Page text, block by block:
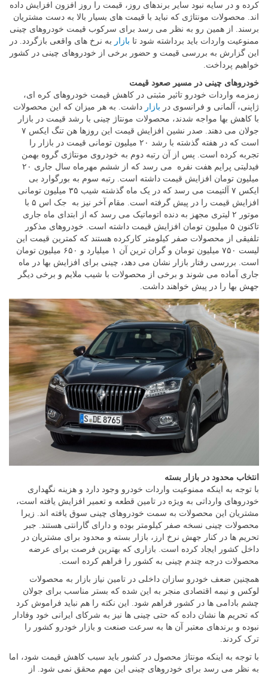
کرده و در سایه نبود سایر برندهای روز، قیمت را روز افزون افزایش داده
اند. محصولات مونتاژی که نباید با قیمت های بسیار بالا به دست مشتریان
برسند. از همین رو به نظر می رسد برای سرکوب قیمت خودروهای چینی
ممنوعیت واردات باید برداشته شود تا بازار به نرخ های واقعی بازگردد. در
این گزارش به بررسی قیمت و حضور برخی از خودروهای چینی در کشور
خواهیم پرداخت.
خودروهای چینی در مسیر صعود قیمت
زمزمه واردات خودرو تاثیر مثبتی در کاهش قیمت خودروهای کره‌ ای،
ژاپنی، آلمانی و فرانسوی در بازار داشت. به هر میزان که این محصولات
با کاهش بها مواجه شدند، محصولات مونتاژ چینی با رشد قیمت در بازار
جولان می دهند. صدر نشین افزایش قیمت این روزها هن تنگ ایکس ۷
است که در هفته گذشته با رشد ۲۰ میلیون تومانی قیمت در بازار را
تجربه کرده است. پس از آن رتبه دوم به خودروی مونتاژی گروه بهمن
فیدلیتی پرایم هفت نفره می رسد که از ششم مهرماه سال جاری ۲۰
میلیون تومان افزایش قیمت داشته است. رتبه سوم به بورگوارد بی
ایکس ۷ آلتیمت می رسد که در یک ماه گذشته شیب ۳۵ میلیون تومانی
افزایش قیمت را در پیش گرفته است. مقام آخر نیز به جک اس ۵ با
موتور ۲ لیتری مجهز به دنده اتوماتیک می رسد که از ابتدای ماه جاری
تاکنون ۵ میلیون تومان افزایش قیمت داشته است. خودروهای مذکور
تلفیقی از محصولات صفر کیلومتر کارکرده هستند که کمترین قیمت این
لیست ۷۵۰ میلیون تومان و گران ترین آن ۱ میلیارد و ۶۵۰ میلیون تومان
است. بررسی رفتار بازار نشان می دهد، چینی برای افزایش بها در ماه
جاری آماده می شوند و برخی از محصولات با شیب ملایم و برخی دیگر
جهش بها را در پیش خواهند داشت.
انتخاب محدود در بازار بسته
با توجه به اینکه ممنوعیت واردات خودرو وجود دارد و هزینه نگهداری
خودروهای وارداتی به ویژه در تامین قطعه و تعمیر افزایش یافته است،
مشتریان این محصولات به سمت خودروهای چینی سوق یافته اند. زیرا
محصولات چینی نسخه صفر کیلومتر بوده و دارای گارانتی هستند. جبر
تحریم ها در کنار جهش نرخ ارز، بازار بسته و محدود برای مشتریان در
داخل کشور ایجاد کرده است. بازاری که بهترین فرصت برای عرضه
محصولات درجه چندم چینی به کشور را فراهم کرده است.
همچنین ضعف خودرو سازان داخلی در تامین نیاز بازار به محصولات
لوکس و نیمه اقتصادی منجر به این شده که بستر مناسب برای جولان
چشم بادامی ها در کشور فراهم شود. این نکته را هم نباید فراموش کرد
که تحریم ها نشان داده که حتی چینی ها نیز به شرکای ایرانی خود وفادار
نبوده و برندهای معتبر آن ها به سرعت صنعت و بازار خودرو کشور را
ترک کردند.
با توجه به اینکه مونتاژ محصول در کشور باید سبب کاهش قیمت شود، اما
به نظر می رسد برای خودروهای چینی این مهم محقق نمی شود. از